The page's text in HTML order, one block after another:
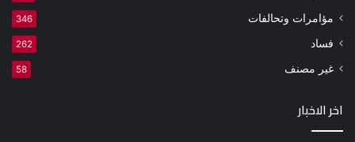
مؤامرات وتحالفات 346
فساد 262
غير مصنف 58
اخر الاخبار